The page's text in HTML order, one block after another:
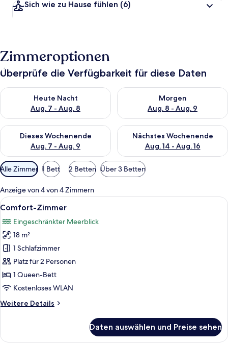
Sich wie zu Hause fühlen (6)
Zimmeroptionen
Überprüfe die Verfügbarkeit für diese Daten
Heute Nacht
Aug. 7 - Aug. 8
Überprüfe die Verfügbarkeit für heute Nacht, Aug. 7 - Aug. 8.
Morgen
Aug. 8 - Aug. 9
Überprüfe die Verfügbarkeit
Dieses Wochenende
Aug. 7 - Aug. 9
Überprüfe die Verfügbarkeit für dieses Wochenende, Aug. 7
Nächstes Wochenende
Aug. 14 - Aug. 16
Überprüfe die Verfügbarkeit
Verfügbare
Filter
für
Zimmer
Alle Zimmer 1 Bett 2 Betten Über 3 Betten
Anzeige von 4 von 4 Zimmern
Alle
Fotos
für
Comfort-
Zimmer
anzeigen
Ein Hotelzimmer mit Bett,
4
Comfort-Zimmer
Eingeschränkter Meerblick
18 m²
1 Schlafzimmer
Platz für 2 Personen
1 Queen-Bett
Kostenloses WLAN
Weitere Details
Weitere
Zimmer
Daten auswählen und Preise sehen